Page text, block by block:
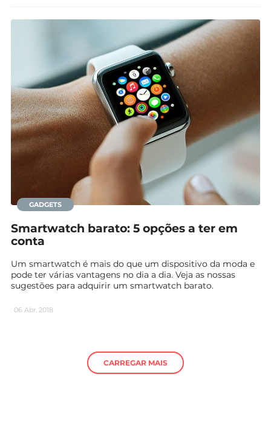
GADGETS
Smartwatch barato: 5 opções a ter em
conta
Um smartwatch é mais do que um dispositivo da moda e
pode ter várias vantagens no dia a dia. Veja as nossas
sugestões para adquirir um smartwatch barato.
06 Abr, 2018
CARREGAR MAIS